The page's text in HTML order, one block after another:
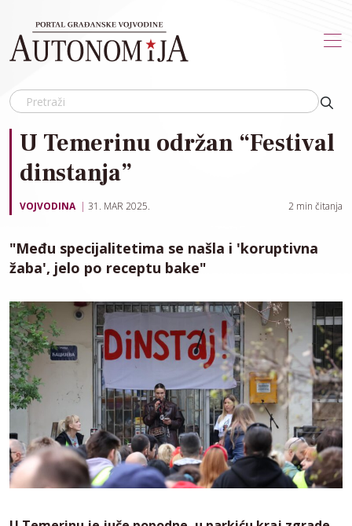
U Temerinu održan “Festival
dinstanja”
VOJVODINA 31. MAR 2025. 2 min čitanja
"Među specijalitetima se našla i 'koruptivna
žaba', jelo po receptu bake"